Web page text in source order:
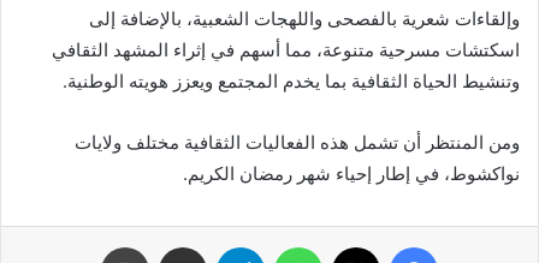
وإلقاءات شعرية بالفصحى واللهجات الشعبية، بالإضافة إلى
اسكتشات مسرحية متنوعة، مما أسهم في إثراء المشهد الثقافي
وتنشيط الحياة الثقافية بما يخدم المجتمع ويعزز هويته الوطنية.
ومن المنتظر أن تشمل هذه الفعاليات الثقافية مختلف ولايات
نواكشوط، في إطار إحياء شهر رمضان الكريم.
فيسبوك واتساب تيلقرام مشاركة عبر البريد